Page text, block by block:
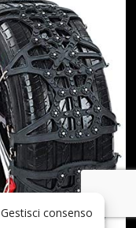
Gestisci consenso